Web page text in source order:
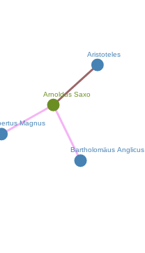
Arnoldus Saxo
Magnus
Bartholomäus Anglicus
Aristoteles